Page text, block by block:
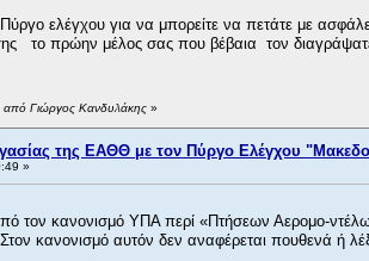
ελέγχου για να μπορείτε να πετάτε με
το πρώην μέλος σας που βέβαια τον
από Γιώργος Κανδυλάκης »
της ΕΑΘΘ με τον Πύργο Ελέγχου
»
τον κανονισμό ΥΠΑ περί «Πτήσεων Αερομο-
κανονισμό αυτόν δεν αναφέρεται πουθενά ή